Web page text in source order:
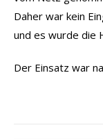
Daher war kein
und es wurde die
Der Einsatz war